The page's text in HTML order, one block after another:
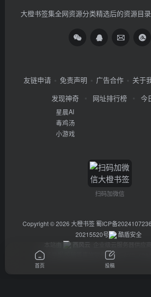
大橙书签集全网资源分类精选后的资源目录
友链申请 免责声明 广告合作 关于
发现神奇
星晨AI
毒鸡汤
小游戏
网址排行榜 今
扫码加微信
Copyright © 2026 大橙书签 蜀ICP备
20215520号
酷盾安全
本站由
西风云 企业级云服务器供应
违法举报/投稿等事物联系邮箱：
首页 投稿